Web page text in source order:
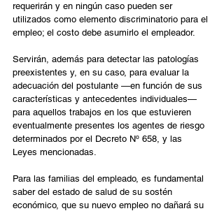
requerirán y en ningún caso pueden ser
utilizados como elemento discriminatorio para el
empleo; el costo debe asumirlo el empleador.
Servirán, además para detectar las patologías
preexistentes y, en su caso, para evaluar la
adecuación del postulante —en función de sus
características y antecedentes individuales—
para aquellos trabajos en los que estuvieren
eventualmente presentes los agentes de riesgo
determinados por el Decreto Nº 658, y las
Leyes mencionadas.
Para las familias del empleado, es fundamental
saber del estado de salud de su sostén
económico, que su nuevo empleo no dañará su